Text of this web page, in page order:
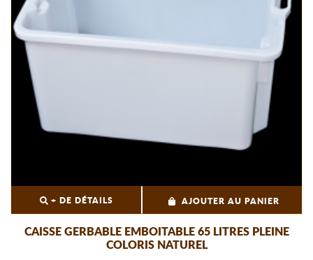
+ DE DÉTAILS AJOUTER AU PANIER
CAISSE GERBABLE EMBOITABLE 65 LITRES PLEINE
COLORIS NATUREL